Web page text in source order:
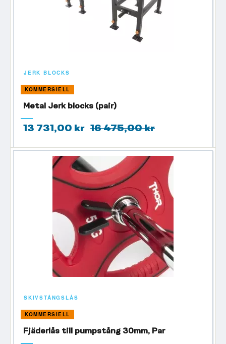
JERK BLOCKS
KOMMERSIELL
Metal Jerk blocks (pair)
13 731,00 kr 16 475,00 kr
SKIVSTÅNGSLÅS
KOMMERSIELL
Fjäderlås till pumpstång 30mm, Par